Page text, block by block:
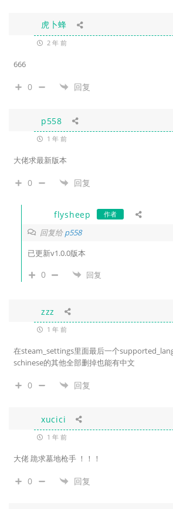
虎卜蜂
2 年 前
666
0 回复
p558
1 年 前
大佬求最新版本
0 回复
flysheep 作者
回复给p558
已更新v1.0.0版本
0 回复
zzz
1 年 前
在steam_settings里面最后一个
schinese的其他全部删掉也能有中文
0 回复
xucici
1 年 前
大佬 跪求墓地枪手 ！！！
0 回复